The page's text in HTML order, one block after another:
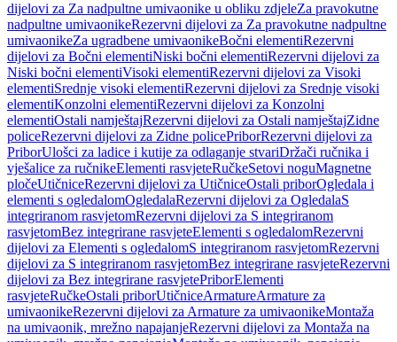
dijelovi za Za nadpultne umivaonike u obliku zdjeleZa pravokutne
nadpultne umivaonikeRezervni dijelovi za Za pravokutne nadpultne
umivaonikeZa ugradbene umivaonikeBočni elementiRezervni
dijelovi za Bočni elementiNiski bočni elementiRezervni dijelovi za
Niski bočni elementiVisoki elementiRezervni dijelovi za Visoki
elementiSrednje visoki elementiRezervni dijelovi za Srednje visoki
elementiKonzolni elementiRezervni dijelovi za Konzolni
elementiOstali namještajRezervni dijelovi za Ostali namještajZidne
policeRezervni dijelovi za Zidne policePriborRezervni dijelovi za
PriborUlošci za ladice i kutije za odlaganje stvariDržači ručnika i
vješalice za ručnikeElementi rasvjeteRučkeSetovi noguMagnetne
pločeUtičniceRezervni dijelovi za UtičniceOstali priborOgledala i
elementi s ogledalomOgledalaRezervni dijelovi za OgledalaS
integriranom rasvjetomRezervni dijelovi za S integriranom
rasvjetomBez integrirane rasvjeteElementi s ogledalomRezervni
dijelovi za Elementi s ogledalomS integriranom rasvjetomRezervni
dijelovi za S integriranom rasvjetomBez integrirane rasvjeteRezervni
dijelovi za Bez integrirane rasvjetePriborElementi
rasvjeteRučkeOstali priborUtičniceArmatureArmature za
umivaonikeRezervni dijelovi za Armature za umivaonikeMontaža
na umivaonik, mrežno napajanjeRezervni dijelovi za Montaža na